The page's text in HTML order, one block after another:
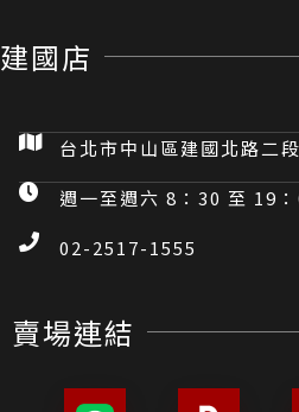
建國店
台北市中山區建國北路二
週一至週六 8：30 至 19
02-2517-1555
賣場連結